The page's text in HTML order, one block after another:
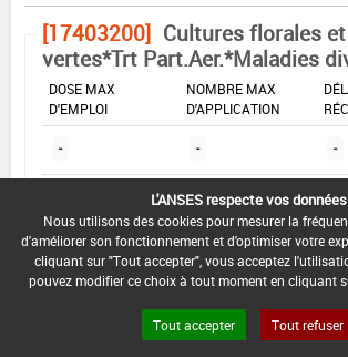
[17403200] Cultures florales
vertes*Trt Part.Aer.*Maladies
DOSE MAX
D'EMPLOI
NOMBRE MAX
D'APPLICATION
- - -
INTERVALLE MINIMUM ENTRE
-
DATE DE RETRAIT DE L'USAGE :
L'ANSES respecte vos données
Nous utilisons des cookies pour mesurer la
d'améliorer son fonctionnement et d'optimiser votre
cliquant sur "Tout accepter", vous acceptez
pouvez modifier ce choix à tout moment en cliquant
Tout accepter Tout refuser